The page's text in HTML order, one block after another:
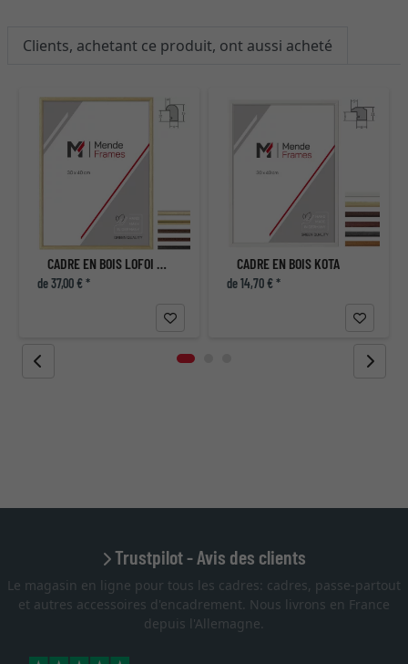
Clients, achetant ce produit, ont aussi acheté
CADRE EN BOIS LOFOI SUR MESURE
de 37,00 € *
CADRE EN BOIS KOTA
de 14,70 € *
Trustpilot - Avis des clients
Le magasin en ligne pour tous les cadres: cadres, passe-partout
et autres accessoires d'encadrement. Nous livrons en France
depuis l'Allemagne.